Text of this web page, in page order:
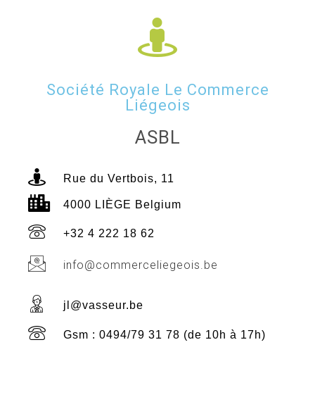
Société Royale Le Commerce
Liégeois
ASBL
Rue du Vertbois, 11
4000 LIÈGE Belgium
+32 4 222 18 62
info@commerceliegeois.be
jl@vasseur.be
Gsm : 0494/79 31 78 (de 10h à 17h)